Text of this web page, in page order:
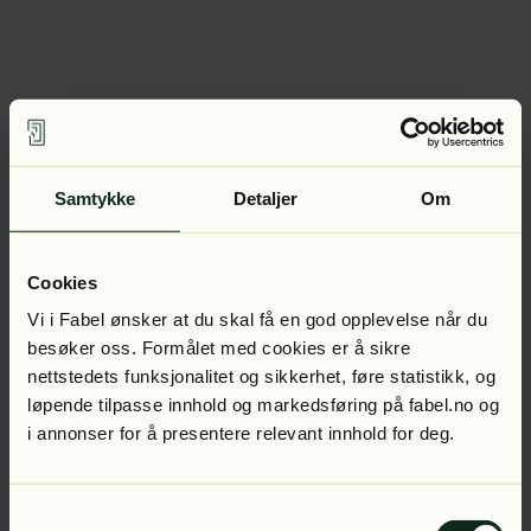
Samtykke Detaljer Om
Cookies
Vi i Fabel ønsker at du skal få en god opplevelse når du
besøker oss. Formålet med cookies er å sikre
nettstedets funksjonalitet og sikkerhet, føre statistikk, og
løpende tilpasse innhold og markedsføring på fabel.no og
i annonser for å presentere relevant innhold for deg.